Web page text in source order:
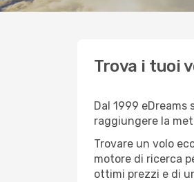
Trova i tuoi
Dal 1999
raggiungere la
Trovare un volo
motore di ricerca
ottimi prezzi e di